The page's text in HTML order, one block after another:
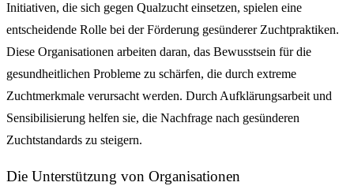
Initiativen, die sich gegen Qualzucht einsetzen, spielen eine
entscheidende Rolle bei der Förderung gesünderer Zuchtpraktiken.
Diese Organisationen arbeiten daran, das Bewusstsein für die
gesundheitlichen Probleme zu schärfen, die durch extreme
Zuchtmerkmale verursacht werden. Durch Aufklärungsarbeit und
Sensibilisierung helfen sie, die Nachfrage nach gesünderen
Zuchtstandards zu steigern.
Die Unterstützung von Organisationen